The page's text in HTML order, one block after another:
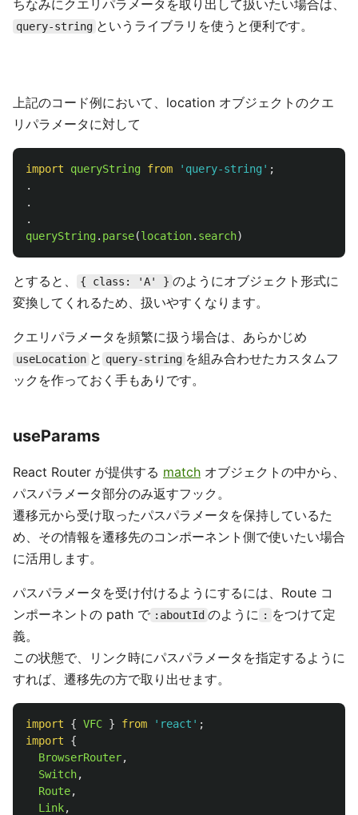
ちなみにクエリパラメータを取り出して扱いたい場合は、
query-string というライブラリを使うと便利です。
上記のコード例において、location オブジェクトのクエ
リパラメータに対して
import queryString from ' query-string ' ;
.
.
.
queryString. parse(location. search)
とすると、 { class: 'A' } のようにオブジェクト形式に
変換してくれるため、扱いやすくなります。
クエリパラメータを頻繁に扱う場合は、あらかじめ
useLocation と query-string を組み合わせたカスタムフ
ックを作っておく手もありです。
useParams
React Router が提供する match オブジェクトの中から、
パスパラメータ部分のみ返すフック。
遷移元から受け取ったパスパラメータを保持しているた
め、その情報を遷移先のコンポーネント側で使いたい場合
に活用します。
パスパラメータを受け付けるようにするには、Route コ
ンポーネントの path で :aboutId のように : をつけて定
義。
この状態で、リンク時にパスパラメータを指定するように
すれば、遷移先の方で取り出せます。
import { VFC } from ' react ' ;
import
{
BrowserRouter,
Switch,
Route,
Link,